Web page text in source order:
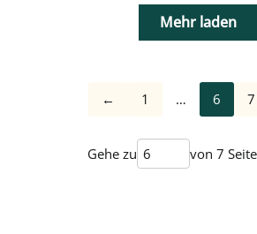
Mehr laden
← 1 … 6 7
Gehe zu von 7